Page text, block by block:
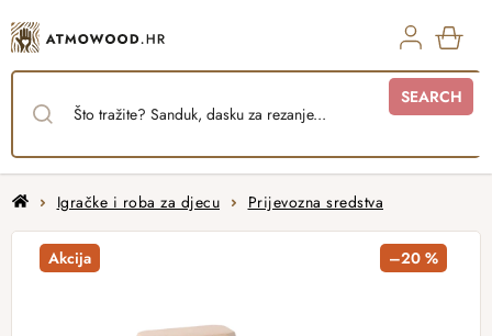
to
content
SEARCH
HomeIgračke i roba za djecu Prijevozna sredstva
Akcija –20 %